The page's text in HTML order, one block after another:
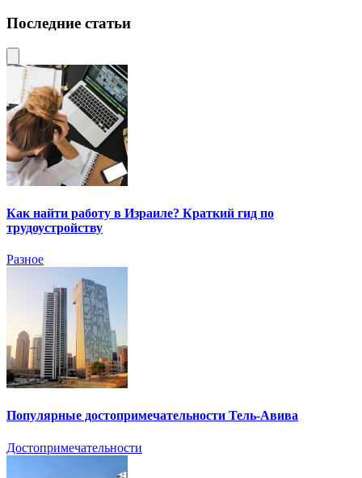
Последние статьи
Как найти работу в Израиле? Краткий гид по
трудоустройству
Разное
Популярные достопримечательности Тель-Авива
Достопримечательности